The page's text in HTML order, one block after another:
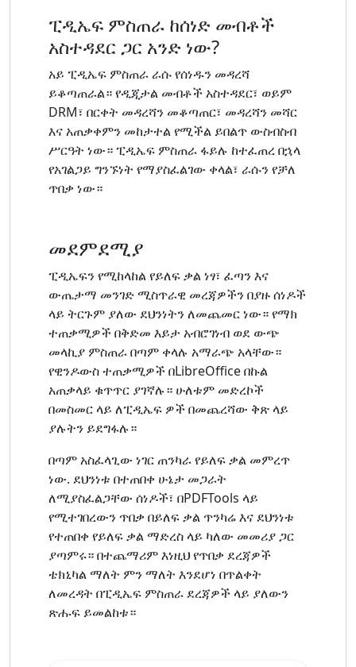
ፒዲኤፍ ምስጠራ ከሰነድ መብቶች
አስተዳደር ጋር አንድ ነው?
አይ ፒዲኤፍ ምስጠራ ራሱ የሰነዱን መዳረሻ
ይቆጣጠራል። የዲጂታል መብቶች አስተዳደር፣ ወይም
DRM፣ በርቀት መዳረሻን መቆጣጠር፣ መዳረሻን መሻር
እና አጠቃቀምን መከታተል የሚችል ይበልጥ ውስብስብ
ሥርዓት ነው። ፒዲኤፍ ምስጠራ ፋይሉ ከተፈጠረ በኋላ
የአገልጋይ ግንኙነት የማያስፈልገው ቀላል፣ ራሱን የቻለ
ጥበቃ ነው።
መደምደሚያ
ፒዲኤፍን የሚከላከል የይለፍ ቃል ነፃ፣ ፈጣን እና
ውጤታማ መንገድ ሚስጥራዊ መረጃዎችን በያዙ ሰነዶች
ላይ ትርጉም ያለው ደህንነትን ለመጨመር ነው። የማክ
ተጠቃሚዎች በቅድመ እይታ አብሮገነብ ወደ ውጭ
መላኪያ ምስጠራ በጣም ቀላሉ አማራጭ አላቸው።
የዊንዶውስ ተጠቃሚዎች በLibreOffice በኩል
አጠቃላይ ቁጥጥር ያገኛሉ። ሁለቱም መድረኮች
በመስመር ላይ ለፒዲኤፍ ዎች በመጨረሻው ቅጽ ላይ
ያሉትን ይደግፋሉ።
በጣም አስፈላጊው ነገር ጠንካራ የይለፍ ቃል መምረጥ
ነው. ደህንነቱ በተጠበቀ ሁኔታ መጋራት
ለሚያስፈልጋቸው ሰነዶች፣ በPDFTools ላይ
የሚተገበረውን ጥበቃ በይለፍ ቃል ጥንካሬ እና ደህንነቱ
የተጠበቀ የይለፍ ቃል ማድረስ ላይ ካለው መመሪያ ጋር
ያጣምሩ። በተጨማሪም እነዚህ የጥበቃ ደረጃዎች
ቴክኒካል ማለት ምን ማለት እንደሆነ በጥልቀት
ለመረዳት በፒዲኤፍ ምስጠራ ደረጃዎች ላይ ያለውን
ጽሑፍ ይመልከቱ።